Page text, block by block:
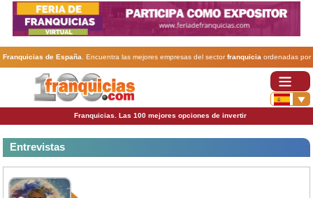
Franquicias de España . Encuentra las mejores empresas del sectorfranquicia ordenadas por
actividad. En www.100franquicias.com encontrarás las más rentables, baratas y
Franquicias. Las 100 mejores opciones de invertir
Entrevistas